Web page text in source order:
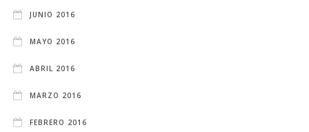
JUNIO 2016
MAYO 2016
ABRIL 2016
MARZO 2016
FEBRERO 2016